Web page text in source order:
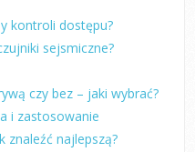
kontroli dostępu?
sejsmiczne?
czy bez – jaki wybrać?
i zastosowanie
znaleźć najlepszą?